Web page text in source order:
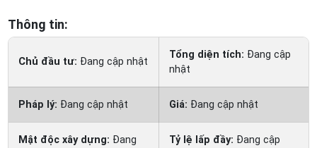
Thông tin:
Chủ đầu tư: Đang cập nhật
Tổng diện tích: Đang cập
nhật
Pháp lý: Đang cập nhật Giá: Đang cập nhật
Mật độc xây dựng: Đang
Tỷ lệ lấp đầy: Đang cập